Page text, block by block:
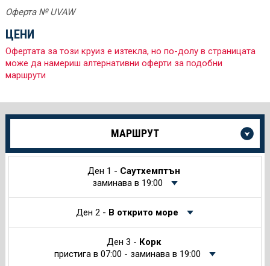
Оферта № UVAW
ЦЕНИ
Офертата за този круиз е изтекла, но по-долу в страницата
може да намериш алтернативни оферти за подобни
маршрути
Още
за
МАРШРУТ
Ден 1 - Саутхемптън
заминава в 19:00
Ден 2 - В открито море
Ден 3 - Корк
пристига в 07:00 - заминава в 19:00